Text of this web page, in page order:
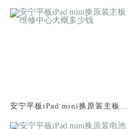
安宁平板iPad mini换原装主板维